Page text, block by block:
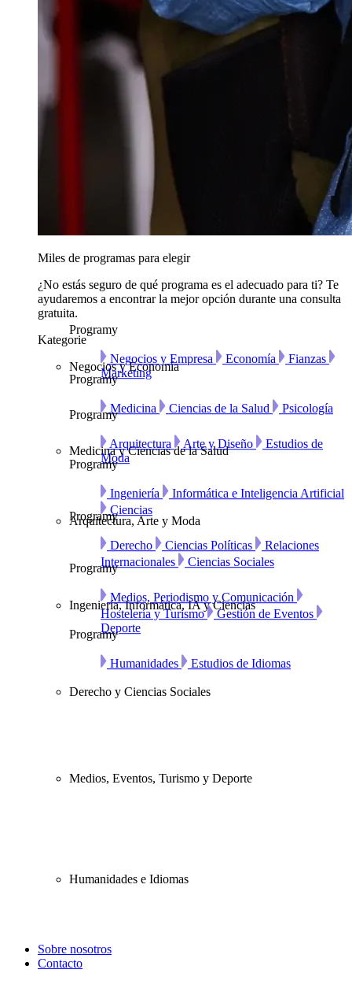
Miles de programas para elegir
¿No estás seguro de qué programa es el adecuado para ti? Te
ayudaremos a encontrar la mejor opción durante una consulta
gratuita.
Kategorie
Negocios y Economía
Programy
Negocios y Empresa Economía
Fianzas
Marketing
Medicina y Ciencias de la Salud
Programy
Medicina Ciencias de la Salud Psicología
Arquitectura, Arte y Moda
Programy
Arquitectura Arte y Diseño
Estudios de
Moda
Ingeniería, Informática, IA y Ciencias
Programy
Ingeniería
Informática e Inteligencia Artificial
Ciencias
Derecho y Ciencias Sociales
Programy
Derecho Ciencias Políticas
Relaciones
Internacionales
Ciencias Sociales
Medios, Eventos, Turismo y Deporte
Programy
Medios, Periodismo y Comunicación
Hostelería y Turismo
Gestión de Eventos
Deporte
Humanidades e Idiomas
Programy
Humanidades Estudios de Idiomas
Sobre nosotros
Contacto